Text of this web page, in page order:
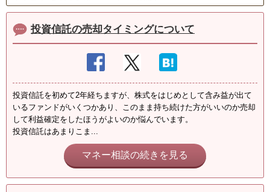
投資信託の売却タイミングについて
投資信託を初めて2年経ちますが、株式をはじめとして含み益が出て
いるファンドがいくつかあり、このまま持ち続けた方がいいのか売却
して利益確定をしたほうがよいのか悩んでいます。
投資信託はあまりこま...
マネー相談の続きを見る